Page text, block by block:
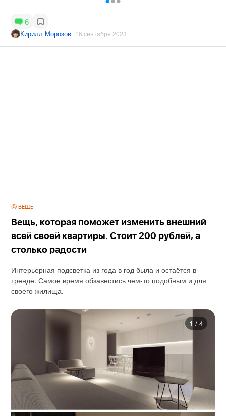
6
Кирилл Морозов 16 сентября 2023
🤩 ВЕЩЬ
Вещь, которая поможет изменить внешний
всей своей квартиры. Стоит 200 рублей, а
столько радости
Интерьерная подсветка из года в год была и остаётся в
тренде. Самое время обзавестись чем-то подобным и для
своего жилища.
1 / 4